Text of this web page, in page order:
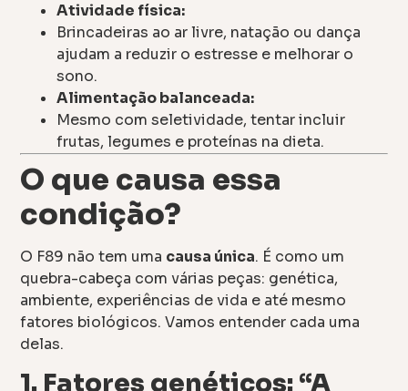
Atividade física:
Brincadeiras ao ar livre, natação ou dança
ajudam a reduzir o estresse e melhorar o
sono.
Alimentação balanceada:
Mesmo com seletividade, tentar incluir
frutas, legumes e proteínas na dieta.
O que causa essa
condição?
O F89 não tem uma causa única. É como um
quebra-cabeça com várias peças: genética,
ambiente, experiências de vida e até mesmo
fatores biológicos. Vamos entender cada uma
delas.
1. Fatores genéticos: “A